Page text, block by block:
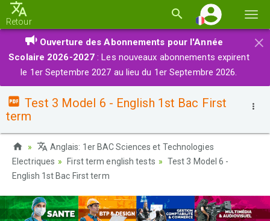
la
Retour
×
Ouverture des Abonnements pour l'Année
Scolaire 2026-2027 : Les nouveaux abonnements expirent
le 1er Septembre 2027 au lieu du 1er Septembre 2026.
Test 3 Model 6 - English 1st Bac First
term
Anglais: 1er BAC Sciences et Technologies
Electriques
First term english tests
Test 3 Model 6 -
English 1st Bac First term